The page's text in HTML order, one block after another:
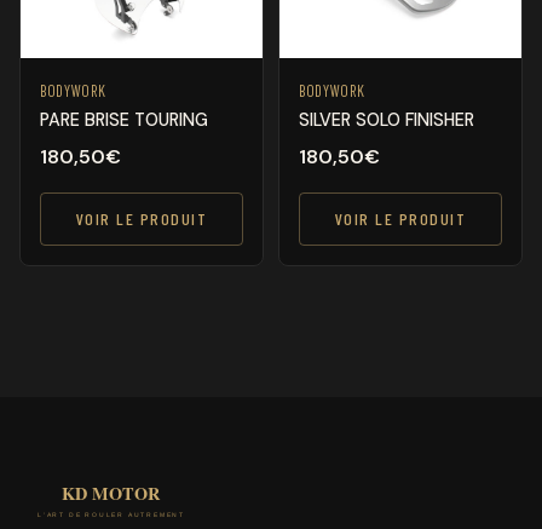
BODYWORK
PARE BRISE TOURING
180,50€
VOIR LE PRODUIT
BODYWORK
SILVER SOLO FINISHER
180,50€
VOIR LE PRODUIT